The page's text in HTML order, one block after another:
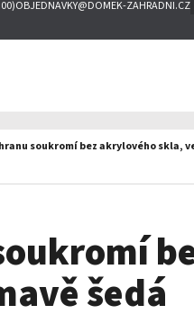
OBJEDNAVKY@DOMEK-ZAHRADNI.CZ
soukromí bez akrylového skla,
šedá